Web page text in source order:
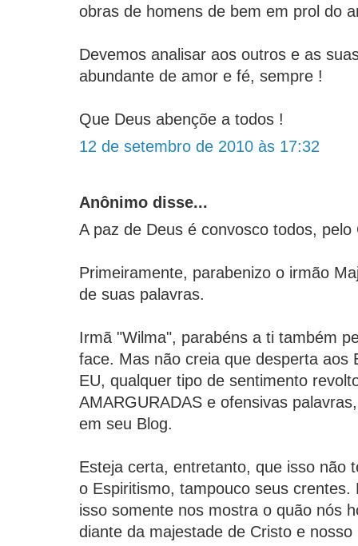
obras de homens de bem em prol do
Devemos analisar aos outros e as
abundante de amor e fé, sempre !
Que Deus abençõe a todos !
12 de setembro de 2010 às 17:32
Anônimo disse...
A paz de Deus é convosco todos,
Primeiramente, parabenizo o irmão
de suas palavras.
Irmã "Wilma", parabéns a ti também
face. Mas não creia que desperta aos
EU, qualquer tipo de sentimento
AMARGURADAS e ofensivas
em seu Blog.
Esteja certa, entretanto, que isso não
o Espiritismo, tampouco seus crentes.
isso somente nos mostra o quão nós
diante da majestade de Cristo e nosso